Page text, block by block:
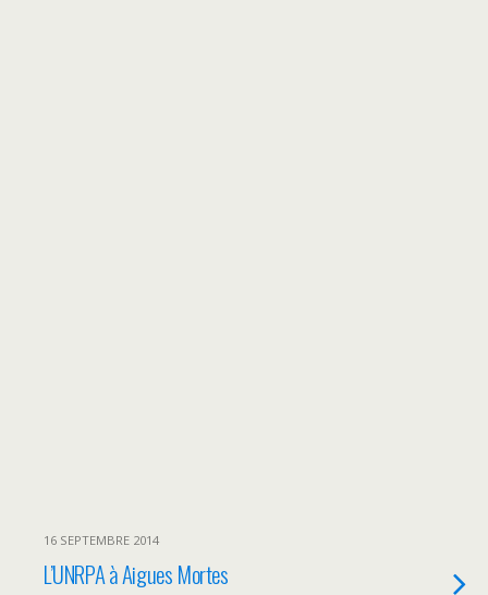
16 SEPTEMBRE 2014
L’UNRPA à Aigues Mortes